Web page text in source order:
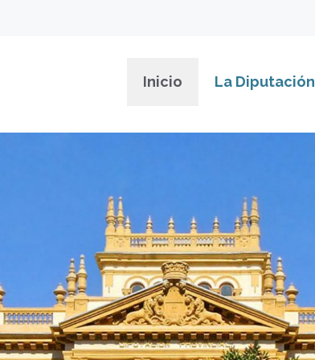
Inicio La Diputación